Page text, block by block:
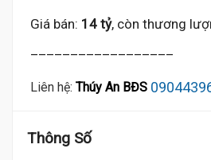
Giá bán: 14 tỷ, còn thương
Liên hệ: Thúy An BĐS
Thông Số